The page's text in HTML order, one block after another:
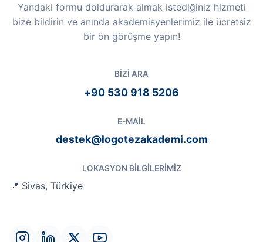
Yandaki formu doldurarak almak istediğiniz hizmeti
bize bildirin ve anında akademisyenlerimiz ile ücretsiz
bir ön görüşme yapın!
BIZI ARA
+90 530 918 5206
E-MAIL
destek@logotezakademi.com
LOKASYON BILGILERIMIZ
📍 Sivas, Türkiye